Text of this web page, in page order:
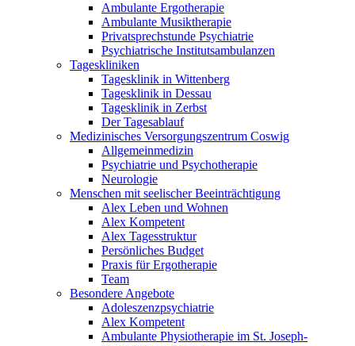
Ambulante Ergotherapie
Ambulante Musiktherapie
Privatsprechstunde Psychiatrie
Psychiatrische Institutsambulanzen
Tageskliniken
Tagesklinik in Wittenberg
Tagesklinik in Dessau
Tagesklinik in Zerbst
Der Tagesablauf
Medizinisches Versorgungszentrum Coswig
Allgemeinmedizin
Psychiatrie und Psychotherapie
Neurologie
Menschen mit seelischer Beeinträchtigung
Alex Leben und Wohnen
Alex Kompetent
Alex Tagesstruktur
Persönliches Budget
Praxis für Ergotherapie
Team
Besondere Angebote
Adoleszenzpsychiatrie
Alex Kompetent
Ambulante Physiotherapie im St. Joseph-